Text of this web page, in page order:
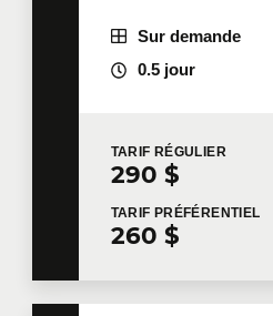
Sur demande
0.5 jour
TARIF RÉGULIER
290 $
TARIF PRÉFÉRENTIEL
260 $